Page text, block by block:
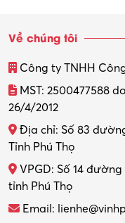
Thiết kế nội thất
Thợ máy – Ô tô –
Thực tập
Về chúng tôi
Công ty TNHH
MST: 2500477588
26/4/2012
Địa chỉ: Số 83
Tỉnh Phú Thọ
VPGD: Số 14
tỉnh Phú Thọ
Email: